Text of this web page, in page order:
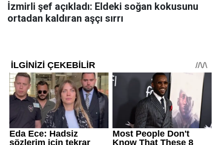
İzmirli şef açıkladı: Eldeki soğan kokusunu
ortadan kaldıran aşçı sırrı